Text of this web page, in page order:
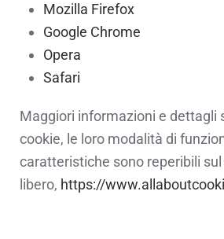
Mozilla Firefox
Google Chrome
Opera
Safari
Maggiori informazioni e dettagli
cookie, le loro modalità di
caratteristiche sono reperibili
libero, https://